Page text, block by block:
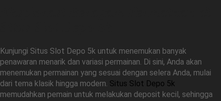
Kunjungi Situs Slot Depo 5k untuk menemukan banyak
penawaran menarik dan variasi permainan. Di sini, Anda akan
menemukan permainan yang sesuai dengan selera Anda, mulai
dari tema klasik hingga modern. Situs Slot Depo 5k
memudahkan pemain untuk melakukan deposit kecil, sehingga